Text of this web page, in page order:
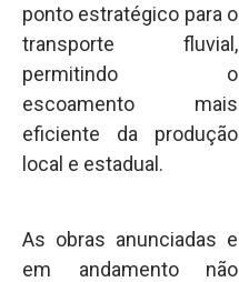
ponto estratégico para o
transporte fluvial,
permitindo o
escoamento mais
eficiente da produção
local e estadual.
As obras anunciadas e
em andamento não